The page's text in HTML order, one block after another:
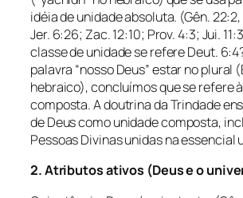
idéia de unidade absoluta. (Gên. 22:2,
Jer. 6:26; Zac. 12:10; Prov. 4:3; Jui.
classe de unidade se refere Deut.
palavra “nosso Deus” estar no plural
hebraico), concluímos que se refere
composta. A doutrina da Trindade
de Deus como unidade composta,
Pessoas Divinas unidas na essencial
2. Atributos ativos (Deus e o